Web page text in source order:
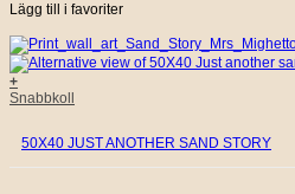
URSPRUNGLIGA
PRISET
VAR:
450 KR.
NUVARANDE
PRISET
225 KR.
Lägg till i favoriter
+
Snabbkoll
50X40 JUST ANOTHER SAND STORY